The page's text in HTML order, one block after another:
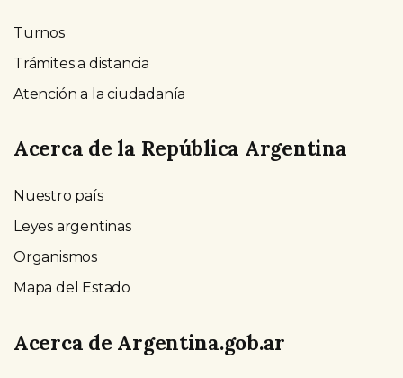
Turnos
Trámites a distancia
Atención a la ciudadanía
Acerca de la República Argentina
Nuestro país
Leyes argentinas
Organismos
Mapa del Estado
Acerca de Argentina.gob.ar